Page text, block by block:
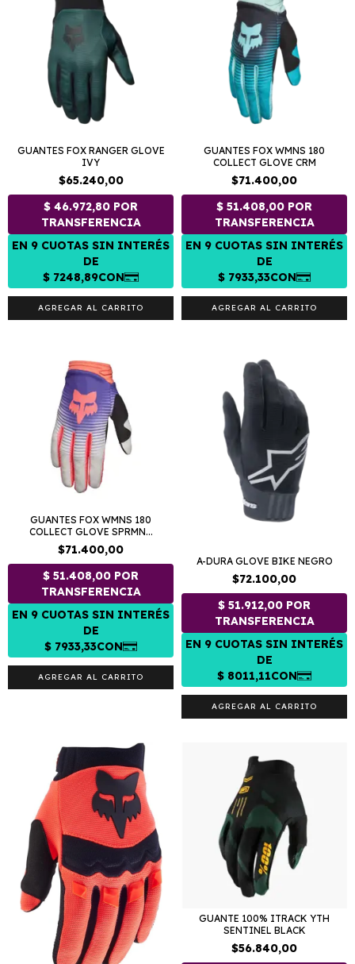
GUANTES FOX RANGER GLOVE
IVY
$65.240,00
AGREGAR AL CARRITO
GUANTES FOX WMNS 180
COLLECT GLOVE CRM
$71.400,00
AGREGAR AL CARRITO
GUANTES FOX WMNS 180
COLLECT GLOVE SPRMN...
$71.400,00
AGREGAR AL CARRITO
A-DURA GLOVE BIKE NEGRO
$72.100,00
AGREGAR AL CARRITO
GUANTE 100% ITRACK YTH
SENTINEL BLACK
$56.840,00